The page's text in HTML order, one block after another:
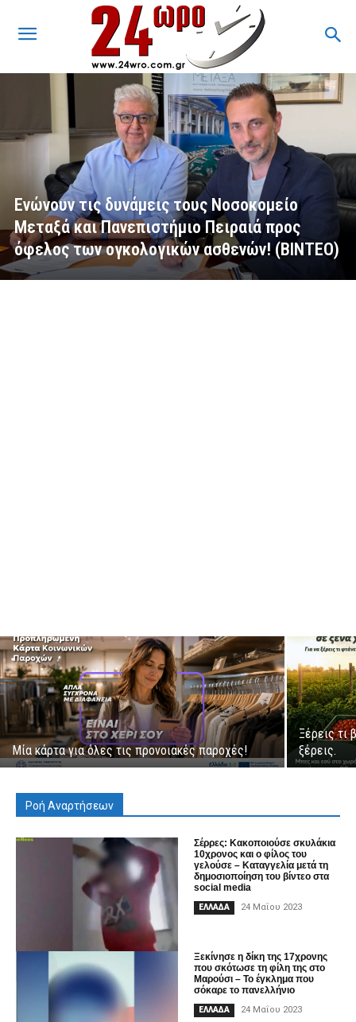
Ενώνουν τις δυνάμεις τους Νοσοκομείο
Μεταξά και Πανεπιστήμιο Πειραιά προς
όφελος των ογκολογικών ασθενών! (ΒΙΝΤΕΟ)
Μία κάρτα για όλες τις προνοιακές παροχές!
Ξέρεις τι
ξέρεις.
Ροή Αναρτήσεων
Σέρρες: Κακοποιούσε σκυλάκια
10χρονος και ο φίλος του
γελούσε – Καταγγελία μετά τη
δημοσιοποίηση του βίντεο στα
social media
ΕΛΛΑΔΑ 24 Μαΐου 2023
Ξεκίνησε η δίκη της 17χρονης
που σκότωσε τη φίλη της στο
Μαρούσι – To έγκλημα που
σόκαρε το πανελλήνιο
ΕΛΛΑΔΑ 24 Μαΐου 2023